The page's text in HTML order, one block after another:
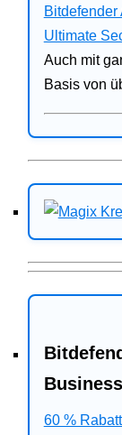
Bitdefender
Ultimate
Auch mit
Basis von
60 %